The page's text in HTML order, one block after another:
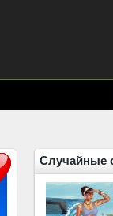
Случайные